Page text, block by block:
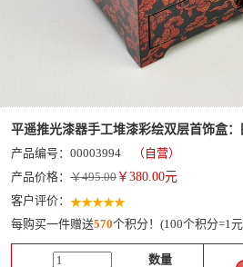
平遥推光漆器手工堆漆彩绘双层首饰盒
产品编号：00003994
（自营）
产品价格： ￥495.00 ￥ 380.00元
客户评价：
每购买一件赠送570个积分！(100个积分=1
数量